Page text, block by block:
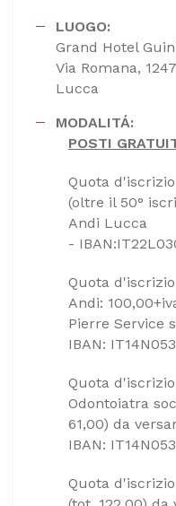
LUOGO:
Grand Hotel
Via Romana, 1247
Lucca
MODALITÁ:
POSTI
Quota
(oltre il 50°
Andi Lucca
-
Quota
Andi:
Pierre Service
IBAN:
Quota
Odontoiatra
61,00) da
IBAN:
Quota